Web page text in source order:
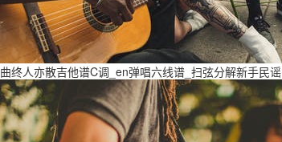
曲终人亦散吉他谱C调_en弹唱六线谱_扫弦分解新手民谣